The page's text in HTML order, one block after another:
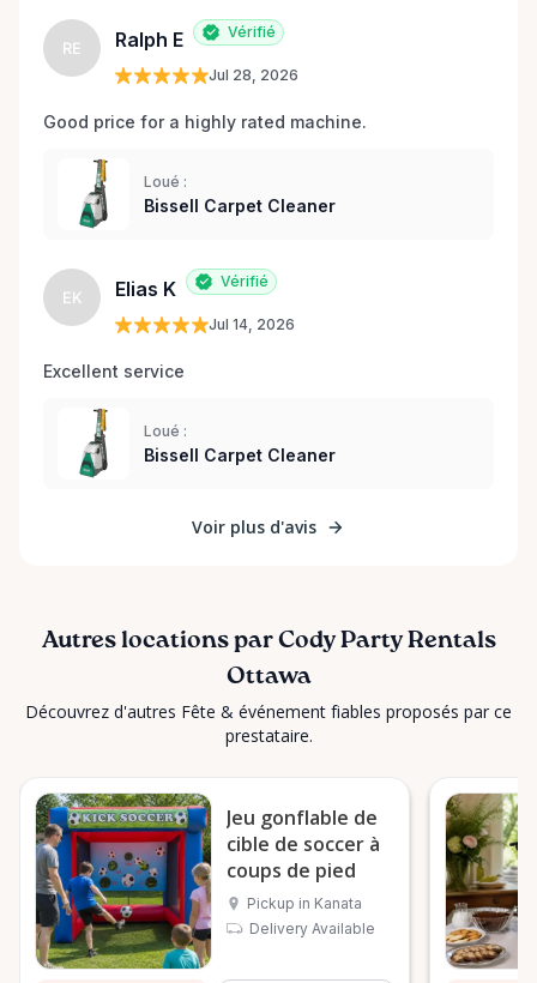
RE Ralph E Vérifié
Jul 28, 2026
Good price for a highly rated machine.
Loué :
Bissell Carpet Cleaner
EK Elias K Vérifié
Jul 14, 2026
Excellent service
Loué :
Bissell Carpet Cleaner
Voir plus d'avis
Autres locations par Cody Party Rentals
Ottawa
Découvrez d'autres Fête & événement fiables proposés par ce
prestataire.
Jeu gonflable de
cible de soccer à
coups de pied
Pickup in Kanata
Delivery Available